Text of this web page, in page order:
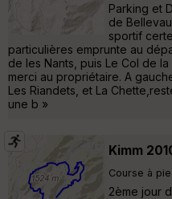
Parking et
de
sportif
particulières emprunte au
de les Nants, puis Le Col de
merci au propriétaire. A
Les Riandets, et La
une b »
Kimm
Course à
2ème jour